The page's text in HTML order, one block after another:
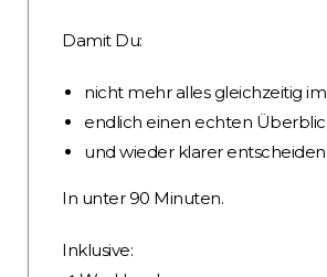
Damit Du:
nicht mehr alles gleichzeitig
endlich einen echten
und wieder klarer
In unter 90 Minuten.
Inklusive: